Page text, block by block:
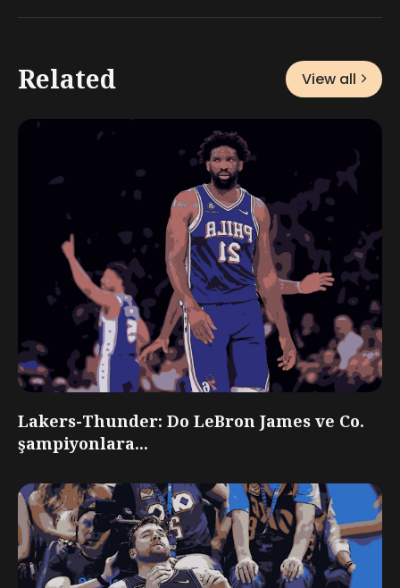
Related View all
Lakers-Thunder: Do LeBron James ve Co.
şampiyonlara...